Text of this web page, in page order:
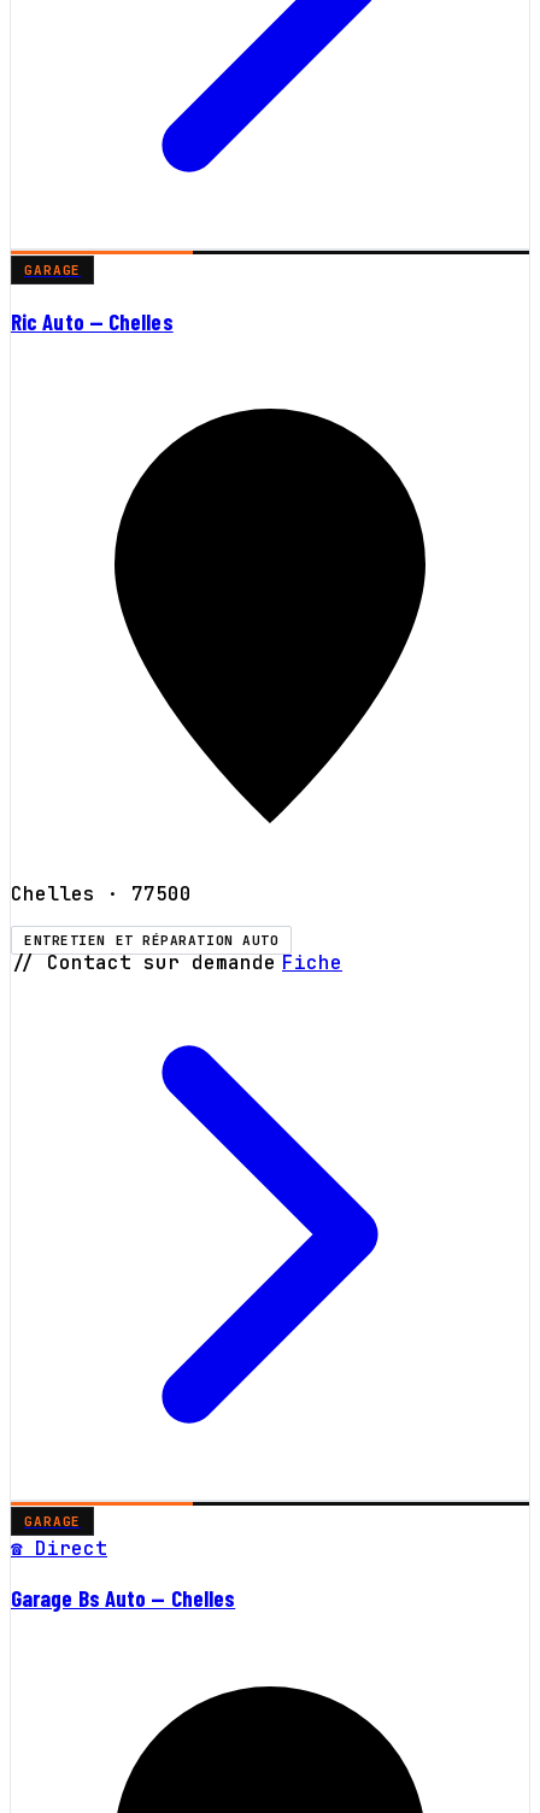
GARAGE
Ric Auto — Chelles
Chelles · 77500
ENTRETIEN ET RÉPARATION AUTO
// Contact sur demande Fiche
GARAGE
☎ Direct
Garage Bs Auto — Chelles